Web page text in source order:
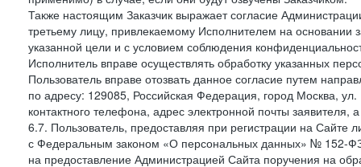
Также настоящим Заказчик выражает согласие
третьему лицу, привлекаемому Исполнителем на основании
указанной цели и с условием соблюдения
Исполнитель вправе осуществлять обработку указанных
Пользователь вправе отозвать данное согласие путем
по адресу: 129085, Российская Федерация, город Москва,
контактного телефона, адрес электронной почты
6.7. Пользователь, предоставляя при регистрации на
с Федеральным законом «О персональных данных» № 152-
на предоставление Администрацией Сайта поручения на